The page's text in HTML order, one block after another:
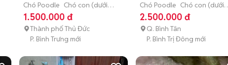
Chó Poodle Chó con (dưới 3
tháng tuổi)
1.500.000 đ
Thành phố Thủ Đức
P. Bình Trưng mới
Chó Poodle Chó con (dưới 3
tháng tuổi)
2.500.000 đ
Q. Bình Tân
P. Bình Trị Đông mới